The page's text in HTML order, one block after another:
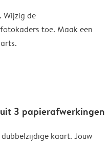
Wijzig de
toe. Maak een
3 papierafwerkingen
kaart. Jouw